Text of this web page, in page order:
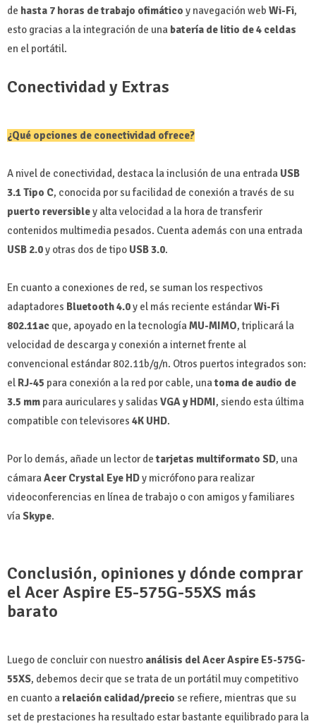
de hasta 7 horas de trabajo ofimático y navegación web Wi-Fi,
esto gracias a la integración de una batería de litio de 4 celdas
en el portátil.
Conectividad y Extras
¿Qué opciones de conectividad ofrece?
A nivel de conectividad, destaca la inclusión de una entrada USB
3.1 Tipo C, conocida por su facilidad de conexión a través de su
puerto reversibley alta velocidad a la hora de transferir
contenidos multimedia pesados. Cuenta además con una entrada
USB 2.0y otras dos de tipo USB 3.0.
En cuanto a conexiones de red, se suman los respectivos
adaptadores Bluetooth 4.0y el más reciente estándarWi-Fi
802.11ac que, apoyado en la tecnologíaMU-MIMO, triplicará la
velocidad de descarga y conexión a internet frente al
convencional estándar 802.11b/g/n. Otros puertos integrados son:
el RJ-45 para conexión a la red por cable, unatoma de audio de
3.5 mm para auriculares y salidas VGA y HDMI, siendo esta última
compatible con televisores 4K UHD.
Por lo demás, añade un lector detarjetas multiformato SD, una
cámaraAcer Crystal Eye HDy micrófono para realizar
videoconferencias en línea de trabajo o con amigos y familiares
víaSkype.
Conclusión, opiniones y dónde comprar
el Acer Aspire E5-575G-55XS más
barato
Luego de concluir con nuestro análisis del Acer Aspire E5-575G-
55XS, debemos decir que se trata de un portátil muy competitivo
en cuanto arelación calidad/precio se refiere, mientras que su
set de prestaciones ha resultado estar bastante equilibrado para la